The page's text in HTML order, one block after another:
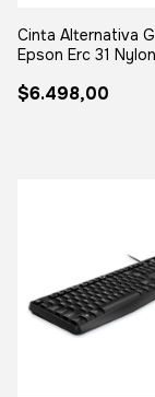
Cinta Alternativa
Epson Erc 31
$6.498,00